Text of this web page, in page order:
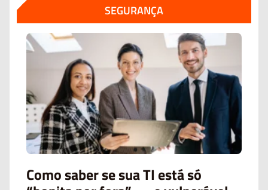
SEGURANÇA
Como saber se sua TI está só